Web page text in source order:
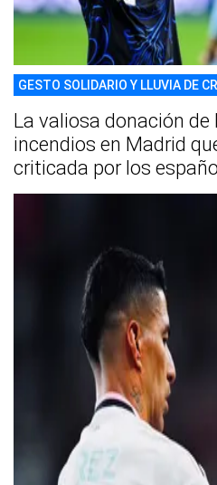
GESTO SOLIDARIO Y LLUVIA DE
La valiosa donación
incendios en Madrid
criticada por los